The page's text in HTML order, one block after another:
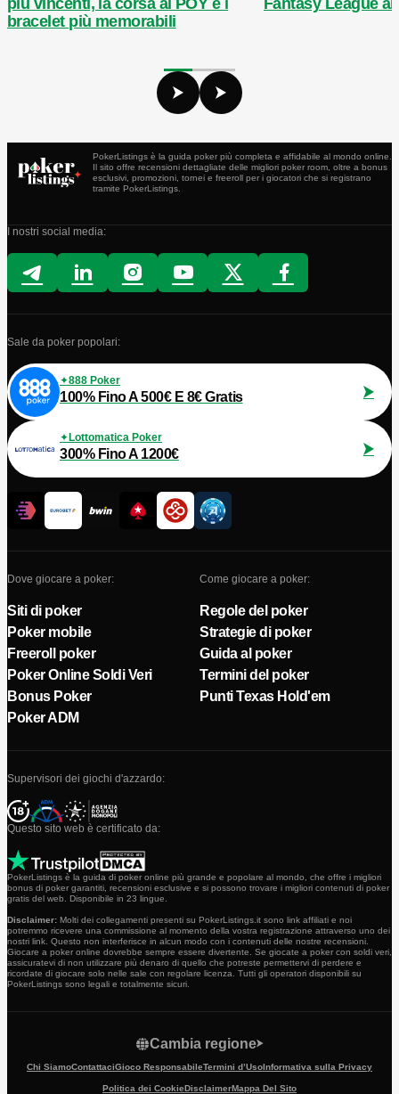
bracelet più memorabili
PokerListings è la guida poker più completa e affidabile al mondo online.
Il sito offre recensioni dettagliate delle migliori poker room, oltre a bonus
esclusivi, promozioni, tornei e freeroll per i giocatori che si registrano
tramite PokerListings.
I nostri social media:
Sale da poker popolari:
888 Poker
100% Fino A 500€ E 8€ Gratis
Lottomatica Poker
300% Fino A 1200€
Dove giocare a poker:
Siti di poker
Poker mobile
Freeroll poker
Poker Online Soldi Veri
Bonus Poker
Poker ADM
Come giocare a poker:
Regole del poker
Strategie di poker
Guida al poker
Termini del poker
Punti Texas Hold'em
Supervisori dei giochi d'azzardo:
Questo sito web è certificato da:
PokerListings è la guida di poker online più grande e popolare al mondo, che offre i migliori
bonus di poker garantiti, recensioni esclusive e si possono trovare i migliori contenuti di poker
gratis del web. Disponibile in 23 lingue.
Disclaimer: Molti dei collegamenti presenti su PokerListings.it sono link affiliati e noi
potremmo ricevere una commissione al momento della vostra registrazione attraverso uno dei
nostri link. Questo non interferisce in alcun modo con i contenuti delle nostre recensioni.
Giocare a poker online dovrebbe sempre essere divertente. Se giocate a poker con soldi veri,
assicuratevi di non utilizzare più denaro di quello che potreste permettervi di perdere e
ricordate di giocare solo nelle sale con regolare licenza. Tutti gli operatori disponibili su
PokerListings sono legali e totalmente sicuri.
Chi SiamoContattaciGioco ResponsabileTermini d’UsoInformativa sulla Privacy
Politica dei CookieDisclaimerMappa Del Sito
Cambia regione